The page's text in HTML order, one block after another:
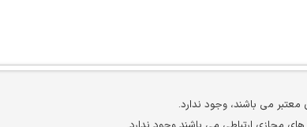
معتبر می باشند، وجود ندارد.